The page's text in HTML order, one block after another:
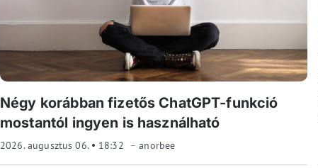
Négy korábban fizetős ChatGPT-funkció
mostantól ingyen is használható
2026. augusztus 06. 18:32 anorbee